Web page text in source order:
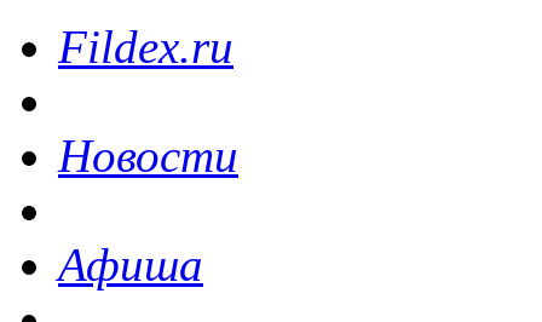
Fildex.ru
Новости
Афиша